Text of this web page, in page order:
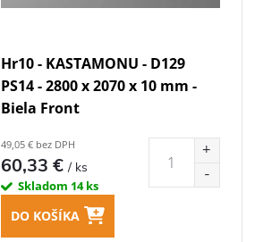
Hr10 - KASTAMONU - D129
PS14 - 2800 x 2070 x 10 mm -
Biela Front
49,05 € bez DPH
60,33 €/ ks
Skladom 14 ks
DO KOŠÍKA